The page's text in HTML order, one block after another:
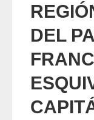
DEL